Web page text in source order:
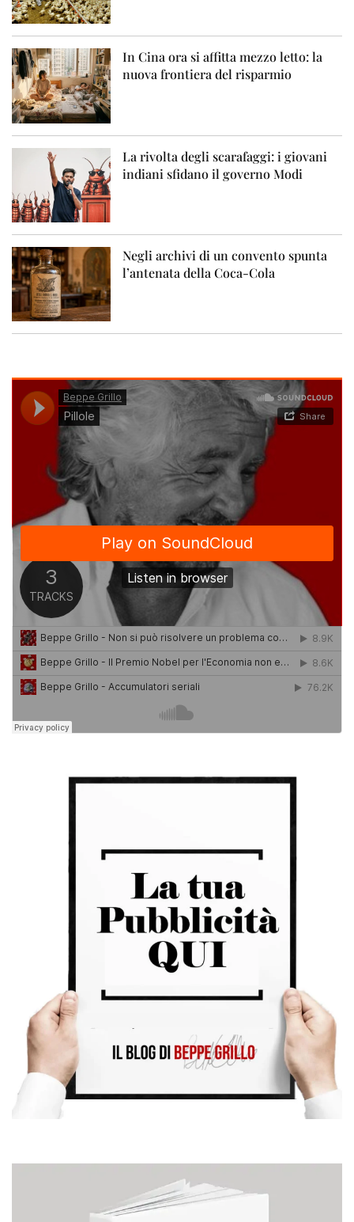
In Cina ora si affitta mezzo letto: la
nuova frontiera del risparmio
La rivolta degli scarafaggi: i giovani
indiani sfidano il governo Modi
Negli archivi di un convento spunta
l’antenata della Coca-Cola